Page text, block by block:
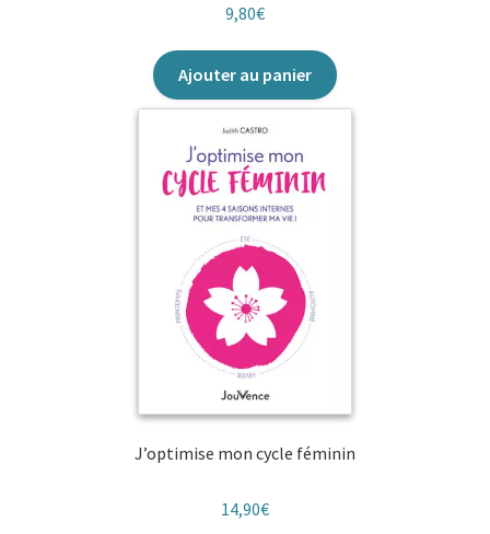
9,80€
Ajouter au panier
J’optimise mon cycle féminin
14,90€